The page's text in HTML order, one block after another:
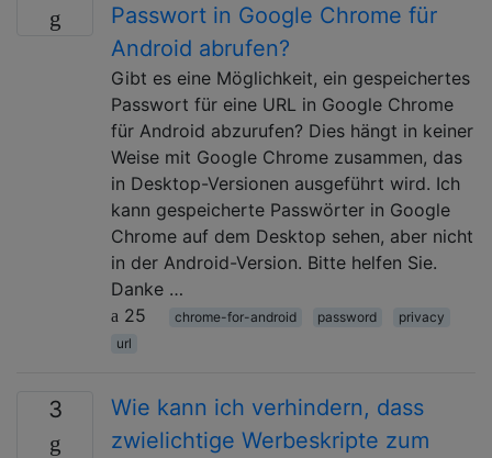
Passwort in Google Chrome für
Android abrufen?
Gibt es eine Möglichkeit, ein gespeichertes
Passwort für eine URL in Google Chrome
für Android abzurufen? Dies hängt in keiner
Weise mit Google Chrome zusammen, das
in Desktop-Versionen ausgeführt wird. Ich
kann gespeicherte Passwörter in Google
Chrome auf dem Desktop sehen, aber nicht
in der Android-Version. Bitte helfen Sie.
Danke …
25
chrome-for-android password
privacy
url
3
Wie kann ich verhindern, dass
zwielichtige Werbeskripte zum